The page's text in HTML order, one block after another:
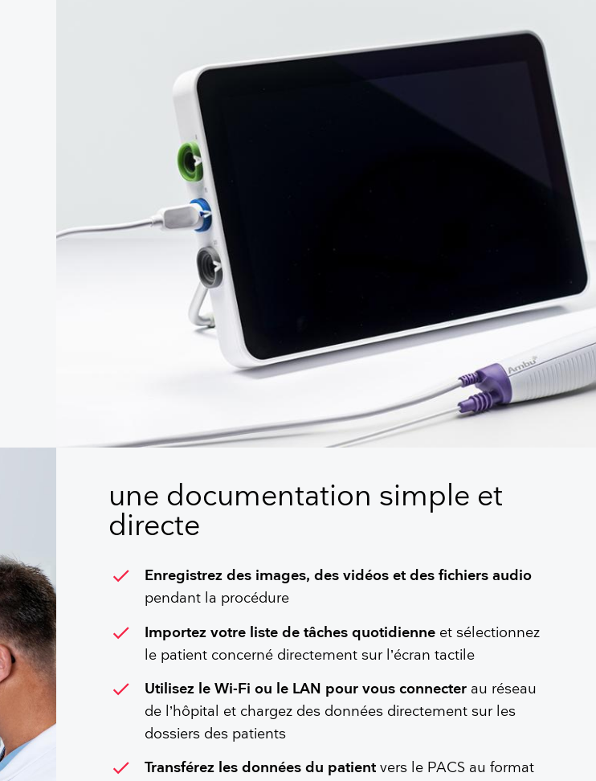
une documentation simple et
directe
check
Enregistrez des images, des vidéos et des fichiers audio
pendant la procédure
check Importez votre liste de tâches quotidienne et sélectionnez
le patient concerné directement sur l’écran tactile
check Utilisez le Wi-Fi ou le LAN pour vous connecter au réseau
de l’hôpital et chargez des données directement sur les
dossiers des patients
check Transférez les données du patient vers le PACS au format